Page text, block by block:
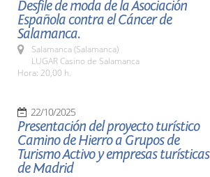
Desfile de moda de la Asociación
Española contra el Cáncer de
Salamanca.
Salamanca (Salamanca)
LUGAR Casino de Salamanca
Hora: 20,00 h.
22/10/2025
Presentación del proyecto turístico
Camino de Hierro a Grupos de
Turismo Activo y empresas turísticas
de Madrid